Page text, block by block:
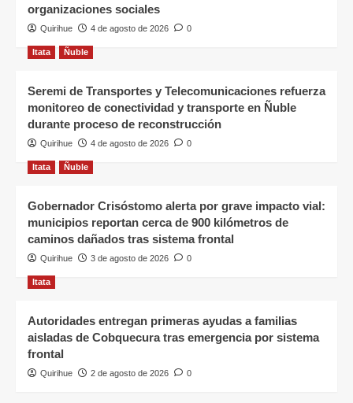
organizaciones sociales
Quirihue 4 de agosto de 2026 0
Itata Ñuble
Seremi de Transportes y Telecomunicaciones refuerza
monitoreo de conectividad y transporte en Ñuble
durante proceso de reconstrucción
Quirihue 4 de agosto de 2026 0
Itata Ñuble
Gobernador Crisóstomo alerta por grave impacto vial:
municipios reportan cerca de 900 kilómetros de
caminos dañados tras sistema frontal
Quirihue 3 de agosto de 2026 0
Itata
Autoridades entregan primeras ayudas a familias
aisladas de Cobquecura tras emergencia por sistema
frontal
Quirihue 2 de agosto de 2026 0